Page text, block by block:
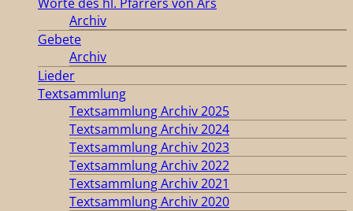
Archiv
Gebete
Archiv
Lieder
Textsammlung
Textsammlung Archiv 2025
Textsammlung Archiv 2024
Textsammlung Archiv 2023
Textsammlung Archiv 2022
Textsammlung Archiv 2021
Textsammlung Archiv 2020